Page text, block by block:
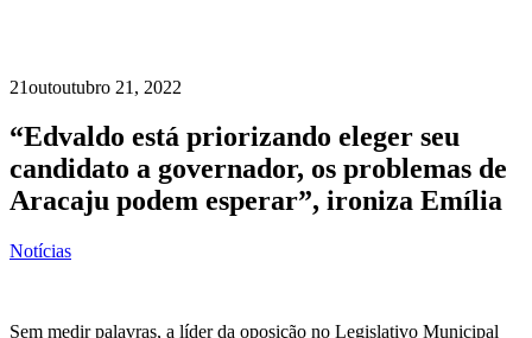
21outoutubro 21, 2022
“Edvaldo está priorizando eleger seu
candidato a governador, os problemas de
Aracaju podem esperar”, ironiza Emília
Notícias
Sem medir palavras, a líder da oposição no Legislativo Municipal